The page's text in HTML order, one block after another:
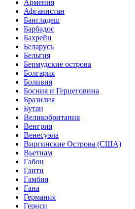
Армения
Афганистан
Бангладеш
Барбадос
Бахрейн
Беларусь
Бельгия
Бермудские острова
Болгария
Боливия
Босния и Герцеговина
Бразилия
Бутан
Великобритания
Венгрия
Венесуэла
Виргинские Острова (США)
Вьетнам
Габон
Гаити
Гамбия
Гана
Германия
Гернси